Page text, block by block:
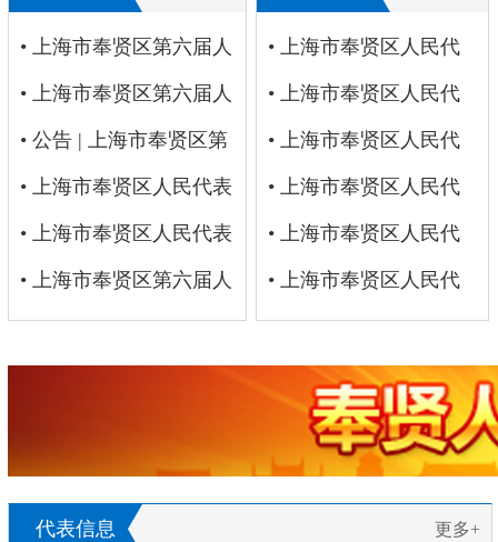
• 上海市奉贤区第六届人
民代表大会公告第十八
号
• 上海市奉贤区第六届人
民代表大会公告第十七
号
• 公告 | 上海市奉贤区第
六届人民代表大会第十
次会议将于2026年7月30
日至7月31日召开
• 上海市奉贤区人民代表
大会常务委员会办公室
2026年绩效目标申报表
• 上海市奉贤区人民代表
大会常务委员会办公室
2026年部门预算
• 上海市奉贤区第六届人
民代表大会公告（第十
• 上海市奉贤区人民代
表大会常务委员会 关于
召开区六届人大五次会
议的决定
• 上海市奉贤区人民代
表大会常务委员会 关于
批准《上海市奉贤区人
民政府关于提请区人大
审议批准2023年区地方
政府债务限额、债券额
度和 预算调整方案的议
案》的决议
• 上海市奉贤区人民代
表大会常务委员会关于
支持和保障创建国家森
林城市的决定
• 上海市奉贤区人民代
表大会常务委员会 关于
批准奉贤区2022年财政
决算的决议
• 上海市奉贤区人民代
表大会常务委员会关于
设立西渡街道、奉浦街
道、金海街道、头桥地
区 工作委员会及其组成
人员的决定
• 上海市奉贤区人民代
表大会常务委员会关于
设立人事等六个工作委
员会及其组成人员的决
定
代表信息 更多+